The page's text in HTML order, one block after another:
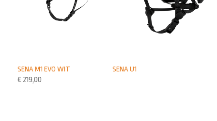
SENA U1
SENA M1 EVO WIT
€ 219,00